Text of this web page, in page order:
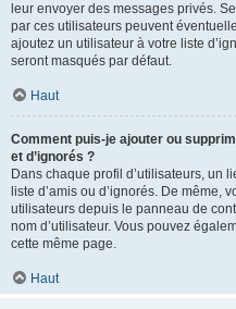
leur envoyer des messages privés.
par ces utilisateurs peuvent
ajoutez un utilisateur à votre liste
seront masqués par défaut.
Haut
Comment puis-je ajouter ou
et d’ignorés ?
Dans chaque profil d’utilisateurs, un
liste d’amis ou d’ignorés. De même,
utilisateurs depuis le panneau de
nom d’utilisateur. Vous pouvez
cette même page.
Haut